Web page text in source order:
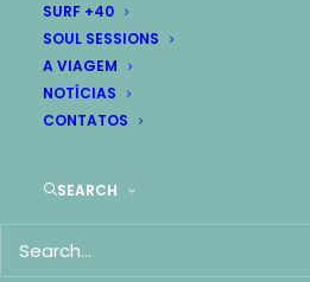
SURF +40
SOUL SESSIONS
A VIAGEM
NOTÍCIAS
CONTATOS
SEARCH